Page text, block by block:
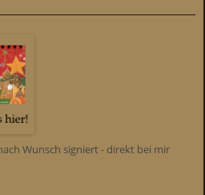
Wunsch signiert - direkt bei mir